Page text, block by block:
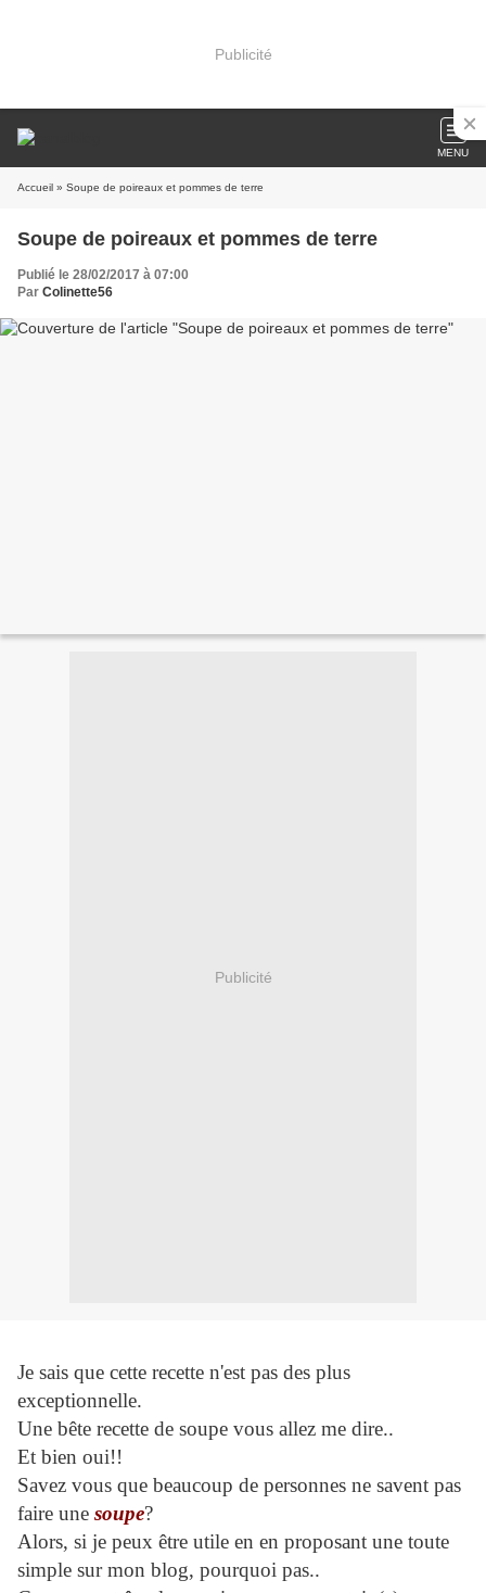
Publicité
MENU
Accueil » Soupe de poireaux et pommes de terre
Soupe de poireaux et pommes de terre
Publié le 28/02/2017 à 07:00
Par Colinette56
Publicité
Je sais que cette recette n'est pas des plus
exceptionnelle.
Une bête recette de soupe vous allez me dire..
Et bien oui!!
Savez vous que beaucoup de personnes ne savent pas
faire une soupe?
Alors, si je peux être utile en en proposant une toute
simple sur mon blog, pourquoi pas..